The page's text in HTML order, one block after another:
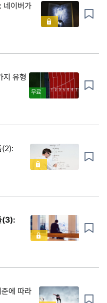
네이버가
지 유형
무료
(2):
(3):
에 따라